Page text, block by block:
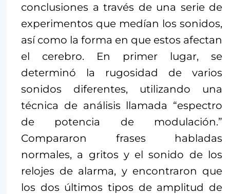
conclusiones a través de una serie de
experimentos que medían los sonidos,
así como la forma en que estos afectan
el cerebro. En primer lugar, se
determinó la rugosidad de varios
sonidos diferentes, utilizando una
técnica de análisis llamada “espectro
de potencia de modulación.”
Compararon frases habladas
normales, a gritos y el sonido de los
relojes de alarma, y encontraron que
los dos últimos tipos de amplitud de